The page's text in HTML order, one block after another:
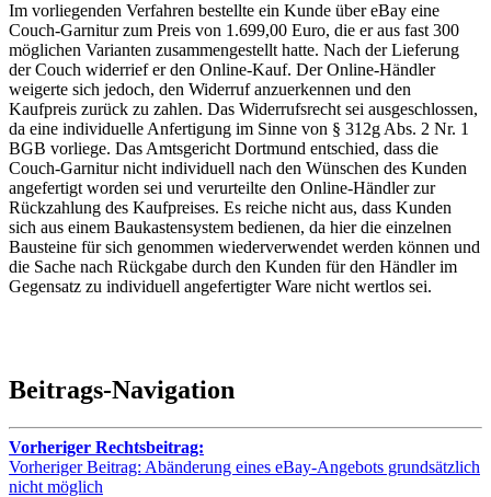
Im vorliegenden Verfahren bestellte ein Kunde über eBay eine
Couch-Garnitur zum Preis von 1.699,00 Euro, die er aus fast 300
möglichen Varianten zusammengestellt hatte. Nach der Lieferung
der Couch widerrief er den Online-Kauf. Der Online-Händler
weigerte sich jedoch, den Widerruf anzuerkennen und den
Kaufpreis zurück zu zahlen. Das Widerrufsrecht sei ausgeschlossen,
da eine individuelle Anfertigung im Sinne von § 312g Abs. 2 Nr. 1
BGB vorliege. Das Amtsgericht Dortmund entschied, dass die
Couch-Garnitur nicht individuell nach den Wünschen des Kunden
angefertigt worden sei und verurteilte den Online-Händler zur
Rückzahlung des Kaufpreises. Es reiche nicht aus, dass Kunden
sich aus einem Baukastensystem bedienen, da hier die einzelnen
Bausteine für sich genommen wiederverwendet werden können und
die Sache nach Rückgabe durch den Kunden für den Händler im
Gegensatz zu individuell angefertigter Ware nicht wertlos sei.
Beitrags-Navigation
Vorheriger Rechtsbeitrag:
Vorheriger Beitrag: Abänderung eines eBay-Angebots grundsätzlich
nicht möglich